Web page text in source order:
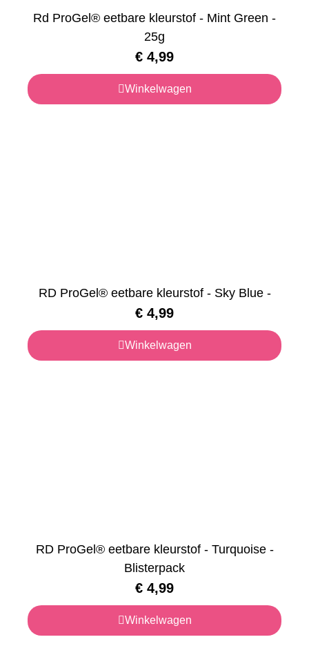
Rd ProGel® eetbare kleurstof - Mint Green -
25g
€ 4,99
Winkelwagen
RD ProGel® eetbare kleurstof - Sky Blue -
€ 4,99
Winkelwagen
RD ProGel® eetbare kleurstof - Turquoise -
Blisterpack
€ 4,99
Winkelwagen